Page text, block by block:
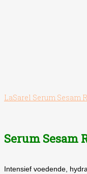
LaSarel Serum Sesam
Serum Sesam
Intensief voedende,